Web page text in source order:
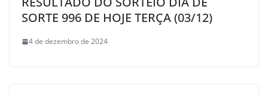
SORTE 996 DE HOJE TERÇA (03/12)
4 de dezembro de 2024